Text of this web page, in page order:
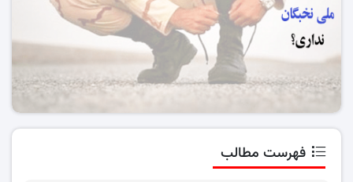
فهرست مطالب